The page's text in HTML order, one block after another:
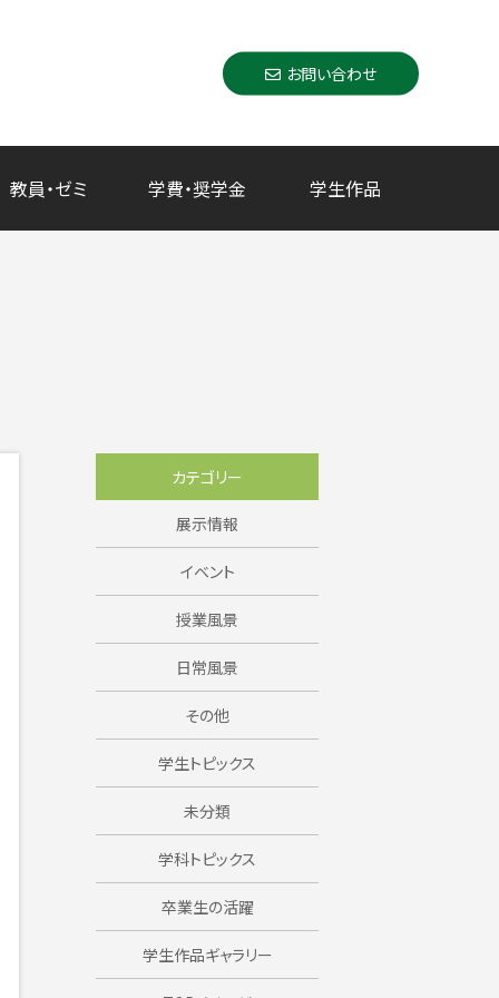
お問い合わせ
教員・ゼミ 学費・奨学金 学生作品
カテゴリー
展示情報
イベント
授業風景
日常風景
その他
学生トピックス
未分類
学科トピックス
卒業生の活躍
学生作品ギャラリー